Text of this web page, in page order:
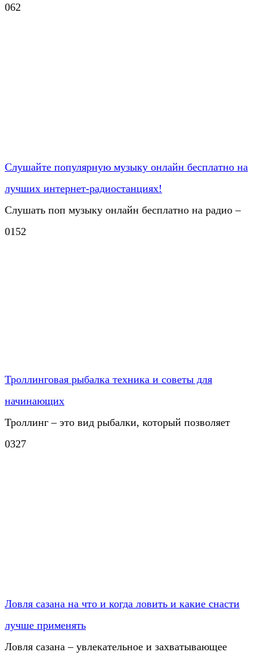
062
Слушайте популярную музыку онлайн бесплатно на
лучших интернет-радиостанциях!
Слушать поп музыку онлайн бесплатно на радио –
0152
Троллинговая рыбалка техника и советы для
начинающих
Троллинг – это вид рыбалки, который позволяет
0327
Ловля сазана на что и когда ловить и какие снасти
лучше применять
Ловля сазана – увлекательное и захватывающее